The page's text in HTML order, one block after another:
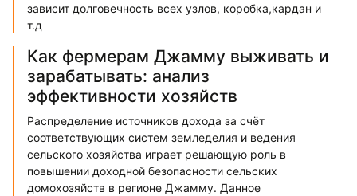
зависит долговечность всех узлов, коробка,кардан и
т.д
Как фермерам Джамму выживать и
зарабатывать: анализ
эффективности хозяйств
Распределение источников дохода за счёт
соответствующих систем земледелия и ведения
сельского хозяйства играет решающую роль в
повышении доходной безопасности сельских
домохозяйств в регионе Джамму. Данное